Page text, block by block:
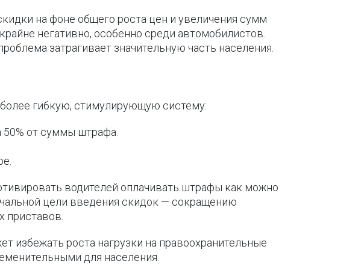
на фоне общего роста цен и увеличения сумм
негативно, особенно среди автомобилистов.
затрагивает значительную часть населения.
гибкую, стимулирующую систему:
50% от суммы штрафа.
водителей оплачивать штрафы как можно
цели введения скидок — сокращению
приставов.
избежать роста нагрузки на правоохранительные
для населения.